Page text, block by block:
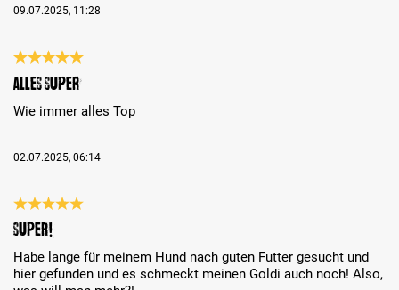
09.07.2025, 11:28
Review with rating of 5 out of 5 stars
Alles Super
Wie immer alles Top
02.07.2025, 06:14
Review with rating of 5 out of 5 stars
Super!
Habe lange für meinem Hund nach guten Futter gesucht und
hier gefunden und es schmeckt meinen Goldi auch noch! Also,